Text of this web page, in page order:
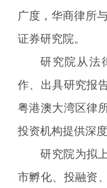
广度，华商律所
证券研究院。
研究院从法
作、出具研究报
粤港澳大湾区律
投资机构提供深
研究院为拟
市孵化、投融资